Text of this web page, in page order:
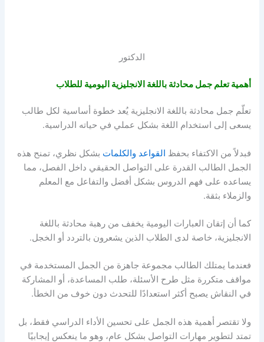
الدكتور
أهمية تعلم جمل محادثة باللغة الانجليزية اليومية للطلاب
تعلّم جمل محادثة باللغة الانجليزية يُعد خطوة أساسية لكل طالب
يسعى إلى استخدام اللغة بشكل عملي في حياته الدراسية.
فبدلاً من الاكتفاء بحفظ القواعد والكلمات بشكل نظري، تمنح هذه
الجمل الطالب القدرة على التواصل الحقيقي داخل الفصل، مما
يساعده على فهم الدروس بشكل أفضل والتفاعل مع المعلم
والزملاء بثقة.
كما أن إتقان العبارات اليومية يخفف من رهبة محادثة باللغة
الانجليزية، خاصة لدى الطلاب الذين يشعرون بالتردد أو الخجل.
فعندما يمتلك الطالب مجموعة جاهزة من الجمل المستخدمة في
مواقف متكررة مثل طرح الأسئلة، طلب المساعدة، أو المشاركة
في النقاش يصبح أكثر استعدادًا للتحدث دون خوف من الخطأ.
ولا تقتصر أهمية هذه الجمل على تحسين الأداء الدراسي فقط، بل
تمتد لتطوير مهارات التواصل بشكل عام، وهو ما ينعكس إيجابيًا